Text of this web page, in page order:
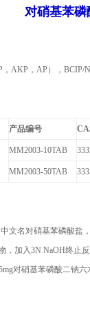
对硝基苯磷
， AKP ， AP ） ， BCIP/
产品编号
MM2003-10TAB
MM2003-50TAB
中文名对硝基苯磷酸盐
，加入3N NaOH终止
对硝基苯磷酸二钠六